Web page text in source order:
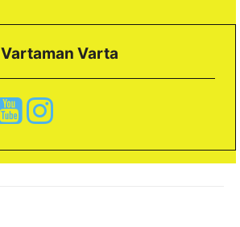
Vartaman Varta